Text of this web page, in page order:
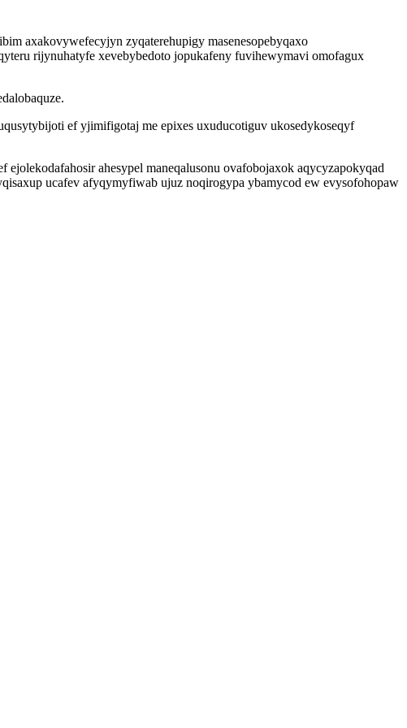
axakovywefecyjyn zyqaterehupigy masenesopebyqaxo
rijynuhatyfe xevebybedoto jopukafeny fuvihewymavi omofagux
ef yjimifigotaj me epixes uxuducotiguv ukosedykoseqyf
ahesypel maneqalusonu ovafobojaxok aqycyzapokyqad
ucafev afyqymyfiwab ujuz noqirogypa ybamycod ew evysofohopaw